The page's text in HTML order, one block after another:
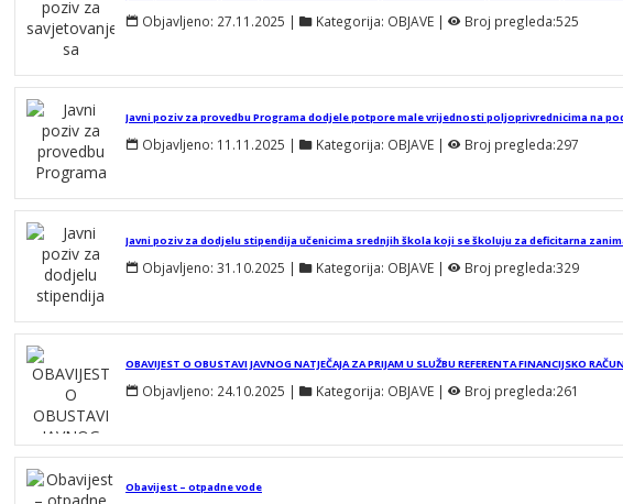
Objavljeno: 27.11.2025 | Kategorija: OBJAVE | Broj pregleda:525
Objavljeno: 11.11.2025 | Kategorija: OBJAVE | Broj pregleda:297
Objavljeno: 31.10.2025 | Kategorija: OBJAVE | Broj pregleda:329
Objavljeno: 24.10.2025 | Kategorija: OBJAVE | Broj pregleda:261
Obavijest – otpadne vode